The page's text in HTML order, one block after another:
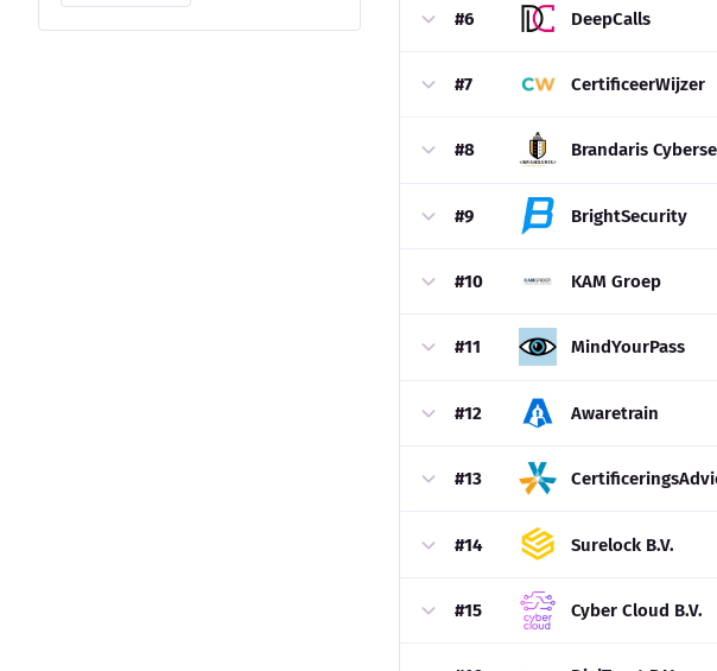
#6 DeepCalls
#7 CertificeerWijzer
#8 Brandaris
#9 BrightSecurity
#10 KAM Groep
#11 MindYourPass
#12 Awaretrain
#13
#14 Surelock B.V.
#15 Cyber Cloud B.V.